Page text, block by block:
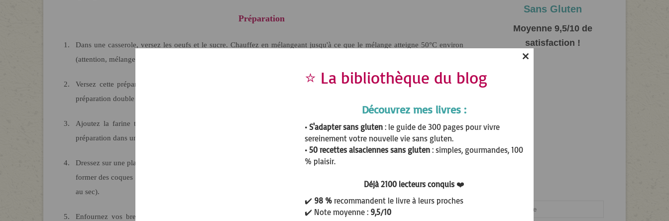
Préparation
Dans une casserole, versez les oeufs et le sucre. Chauffez en mélangeant jusqu'à ce que le mélange atteigne 50°C environ
(attention, mélangez bien en continue pour éviter la formation de caramel).
Versez cette préparation dans un récipient et battez pendant 10 minutes environ au batteur électrique jusqu'à ce que la
préparation double de volume.
Ajoutez la farine tamisée et les graines d'anis puis incorporez le tout délicatement à l'aide d'une spatule. Versez votre
préparation dans une poche à douille.
Dressez sur une plaque à pâtisserie (en silicone) ou recouverte de papier cuisson fariné des petits ronds (un peu comme pour
former des coques de macaron).
au sec).
Enfournez vos bredeles dans un four préchauffé à 180°C pendant 10 minutes environ ( à surveiller en fonction de la
Sans Gluten
Moyenne 9,5/10 de
satisfaction !
Rechercher
⭐ La bibliothèque du blog
Découvrez mes livres :
• S'adapter sans gluten : le guide de 300 pages pour vivre
sereinement votre nouvelle vie sans gluten.
• 50 recettes alsaciennes sans gluten : simples, gourmandes, 100
% plaisir.
Déjà 2100 lecteurs conquis ❤️
✔️ 98 % recommandent le livre à leurs proches
✔️ Note moyenne : 9,5/10